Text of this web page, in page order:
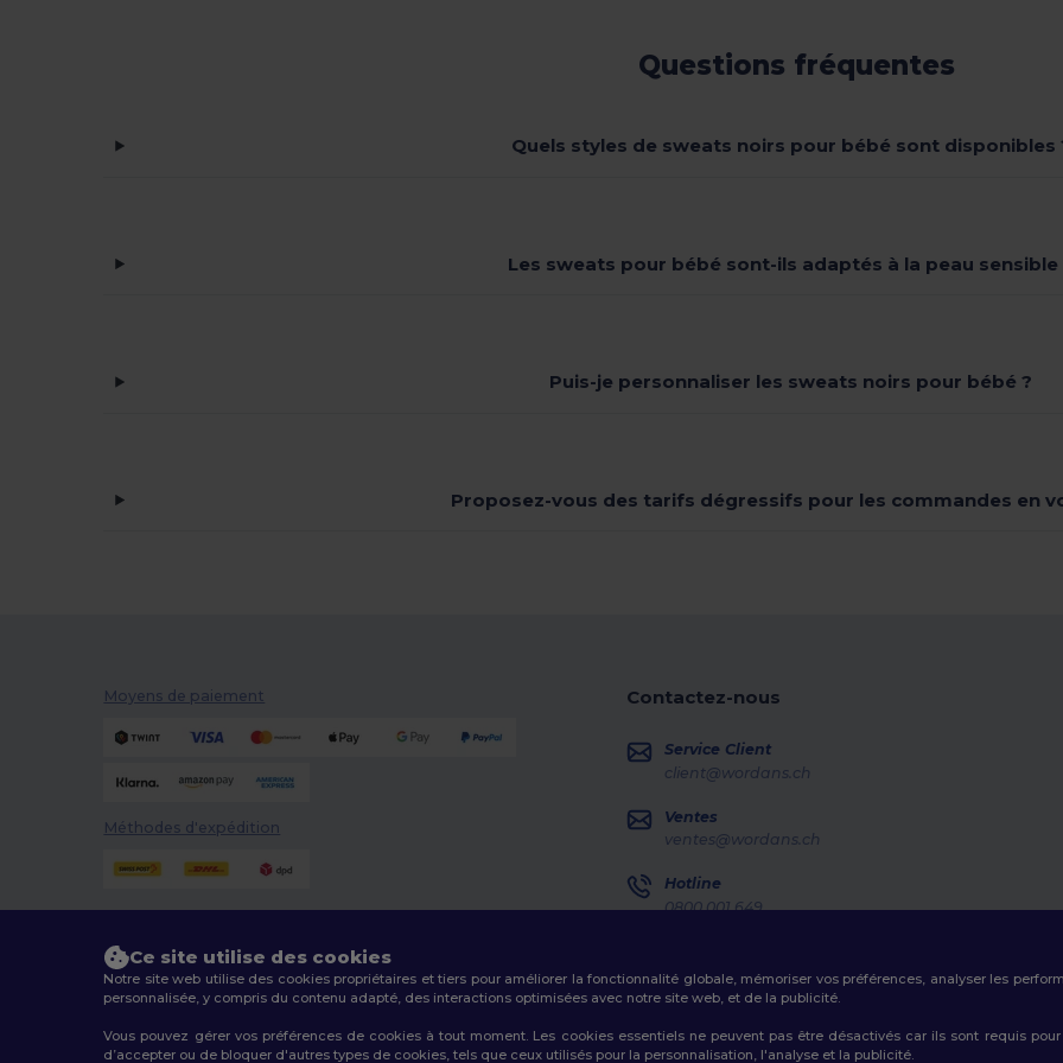
Questions fréquentes
Quels styles de sweats noirs pour bébé sont disponibles
Les sweats pour bébé sont-ils adaptés à la peau sensible
Puis-je personnaliser les sweats noirs pour bébé ?
Proposez-vous des tarifs dégressifs pour les commandes en
Moyens de paiement
Méthodes d'expédition
Contactez-nous
Service Client
client@wordans.ch
Ventes
ventes@wordans.ch
Hotline
0800 001 649
Suivi de commande
Ce site utilise des cookies
Notre site web utilise des cookies propriétaires et tiers pour améliorer la fonctionnalité globale, mémoriser vos préférences, analyser les
personnalisée, y compris du contenu adapté, des interactions optimisées avec notre site web, et de la publicité.
Vous pouvez gérer vos préférences de cookies à tout moment. Les cookies essentiels ne peuvent pas être désactivés car ils sont requis
d’accepter ou de bloquer d'autres types de cookies, tels que ceux utilisés pour la personnalisation, l'analyse et la publicité.